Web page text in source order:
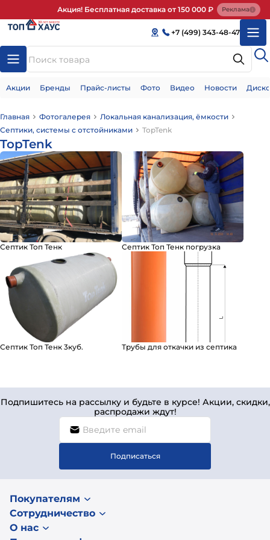
Акция! Бесплатная доставка от 150 000 ₽ Реклама
+7 (499) 343-48-47
Акции Бренды Прайс-листы Фото Видео Новости
Главная Фотогалерея
Локальная канализация, ёмкости
Септики, системы с отстойниками
TopTenk
TopTenk
Септик Топ Тенк Септик Топ Тенк погрузка
Септик Топ Тенк 3куб. Трубы для откачки из септика
Подпишитесь на рассылку и будьте в курсе! Акции, скидки,
распродажи ждут!
Подписаться
Покупателям
Сотрудничество
О нас